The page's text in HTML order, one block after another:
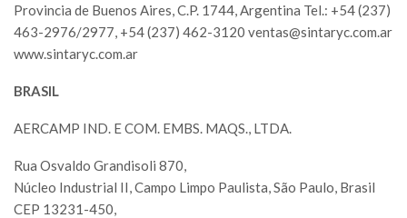
Provincia de Buenos Aires, C.P. 1744, Argentina Tel.: +54 (237)
463-2976/2977, +54 (237) 462-3120 ventas@sintaryc.com.ar
www.sintaryc.com.ar
BRASIL
AERCAMP IND. E COM. EMBS. MAQS., LTDA.
Rua Osvaldo Grandisoli 870,
Núcleo Industrial II, Campo Limpo Paulista, São Paulo, Brasil
CEP 13231-450,